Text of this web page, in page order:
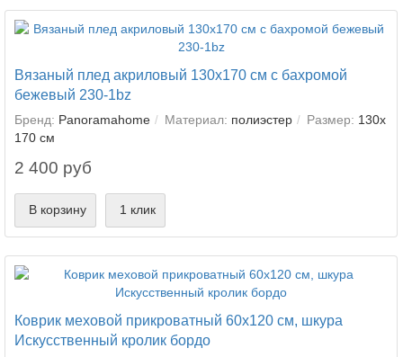
Вязаный плед акриловый 130х170 см с бахромой
бежевый 230-1bz
Бренд: Panoramahome Материал: полиэстер Размер: 130х
170 см
2 400 руб
В корзину 1 клик
Коврик меховой прикроватный 60х120 см, шкура
Искусственный кролик бордо